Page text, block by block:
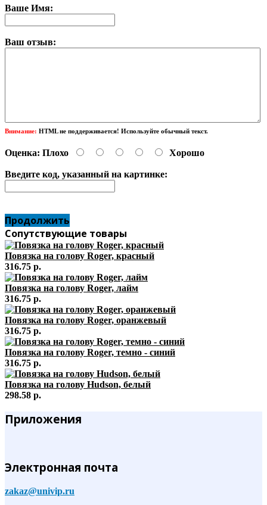
Ваше Имя:
Ваш отзыв:
Внимание: HTML не поддерживается! Используйте обычный текст.
Оценка: Плохо Хорошо
Введите код, указанный на картинке:
Продолжить
Сопутствующие товары
Повязка на голову Roger, красный
316.75 р.
Повязка на голову Roger, лайм
316.75 р.
Повязка на голову Roger, оранжевый
316.75 р.
Повязка на голову Roger, темно - синий
316.75 р.
Повязка на голову Hudson, белый
298.58 р.
Приложения
Электронная почта
zakaz@univip.ru